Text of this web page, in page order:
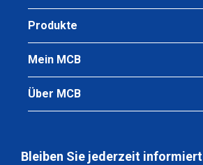
Produkte
Mein MCB
Über MCB
Bleiben Sie jederzeit informiert